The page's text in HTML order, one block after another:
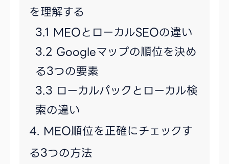
を理解する
MEOとローカルSEOの違い
Googleマップの順位を決め
る3つの要素
ローカルパックとローカル検
索の違い
MEO順位を正確にチェックす
る3つの方法